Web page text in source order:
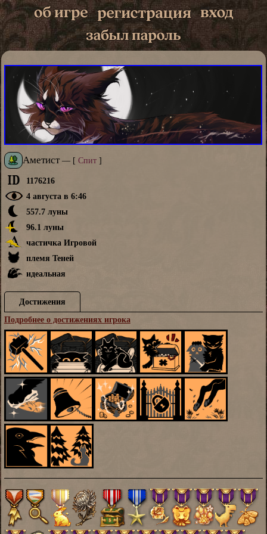
Аметист— [ Спит]
1176216
4 августа в 6:46
557.7 луны
96.1 луны
частичка Игровой
племя Теней
идеальная
Достижения
Подробнее о достижениях игрока